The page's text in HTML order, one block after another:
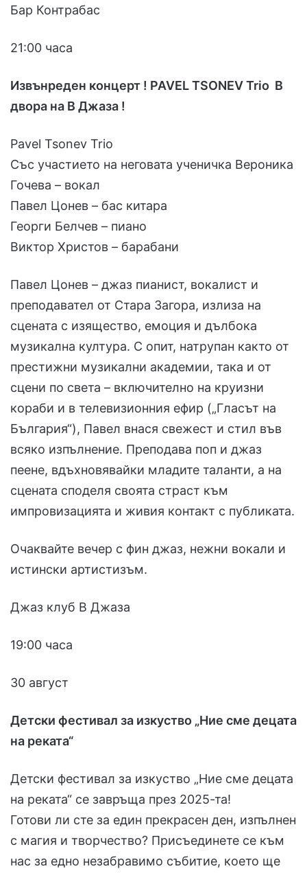
Бар Контрабас
21:00 часа
Извънреден концерт ! PAVEL TSONEV Trio В
двора на В Джаза !
Pavel Tsonev Trio
Със участието на неговата ученичка Вероника
Гочева – вокал
Павел Цонев – бас китара
Георги Белчев – пиано
Виктор Христов – барабани
Павел Цонев – джаз пианист, вокалист и
преподавател от Стара Загора, излиза на
сцената с изящество, емоция и дълбока
музикална култура. С опит, натрупан както от
престижни музикални академии, така и от
сцени по света – включително на круизни
кораби и в телевизионния ефир („Гласът на
България“), Павел внася свежест и стил във
всяко изпълнение. Преподава поп и джаз
пеене, вдъхновявайки младите таланти, а на
сцената споделя своята страст към
импровизацията и живия контакт с публиката.
Очаквайте вечер с фин джаз, нежни вокали и
истински артистизъм.
Джаз клуб В Джаза
19:00 часа
30 август
Детски фестивал за изкуство „Ние сме децата
на реката“
Детски фестивал за изкуство „Ние сме децата
на реката“ се завръща през 2025-та!
Готови ли сте за един прекрасен ден, изпълнен
с магия и творчество? Присъединете се към
нас за едно незабравимо събитие, което ще